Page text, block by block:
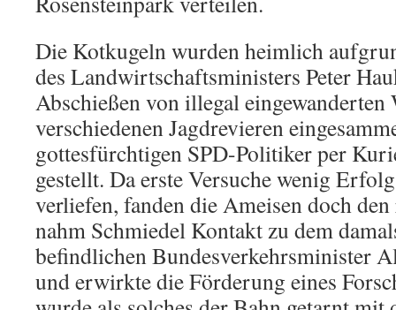
Die Kotkugeln wurden heimlich
des Landwirtschaftsministers Peter
Abschießen von illegal
verschiedenen Jagdrevieren
gottesfürchtigen SPD-Politiker per
gestellt. Da erste Versuche wenig
verliefen, fanden die Ameisen doch
nahm Schmiedel Kontakt zu dem
befindlichen Bundesverkehrsminister
und erwirkte die Förderung eines